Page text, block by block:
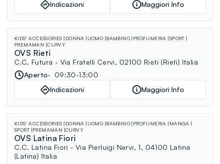
Indicazioni
Maggiori Info
KIDS' ACCESSORIES DONNA UOMO BAMBINO PROFUMERIA
SPORT
PREMAMAN CURVY
OVS Rieti
C.C. Futura - Via Fratelli Cervi, 02100 Rieti (Rieti) Italia
Aperto
09:30-13:00
Indicazioni
Maggiori Info
KIDS' ACCESSORIES DONNA UOMO BAMBINO PROFUMERIA
MANGA
SPORT PREMAMAN CURVY
OVS Latina Fiori
C.C. Latina Fiori - Via Pierluigi Nervi, 1, 04100 Latina
(Latina) Italia